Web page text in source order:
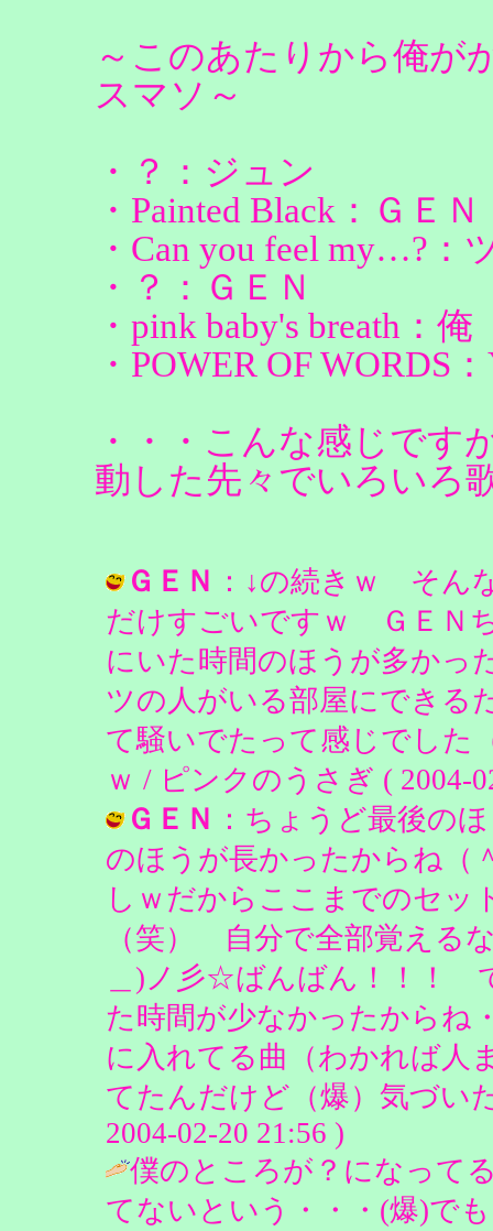
～このあたりから俺が
スマソ～
・？：ジュン
・Painted Black：ＧＥＮ
・Can you feel my…?：
・？：ＧＥＮ
・pink baby's breath：
・POWER OF WORDS
・・・こんな感じです
動した先々でいろいろ
ＧＥＮ ：↓の続きｗ そん
だけすごいですｗ ＧＥＮ
にいた時間のほうが多か
ツの人がいる部屋にできる
て騒いでたって感じでし
ｗ / ピンクのうさぎ ( 2004-
ＧＥＮ ：ちょうど最後の
のほうが長かったからね
しｗだからここまでのセッ
（笑） 自分で全部覚える
＿)ノ彡☆ばんばん！！！
た時間が少なかったからね
に入れてる曲（わかれば人
てたんだけど（爆）気づい
2004-02-20 21:56 )
僕のところが？になって
てないという・・・(爆)で